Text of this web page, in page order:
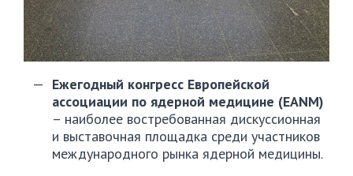
Ежегодный конгресс Европейской
ассоциации по ядерной медицине (EANM)
– наиболее востребованная дискуссионная
и выставочная площадка среди участников
международного рынка ядерной медицины.